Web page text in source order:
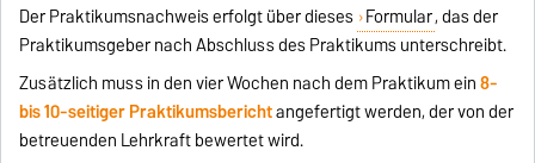
Der Praktikumsnachweis erfolgt über dieses Formular, das der
Praktikumsgeber nach Abschluss des Praktikums unterschreibt.
Zusätzlich muss in den vier Wochen nach dem Praktikum ein8-
bis 10-seitiger Praktikumsberichtangefertigt werden, der von der
betreuenden Lehrkraft bewertet wird.